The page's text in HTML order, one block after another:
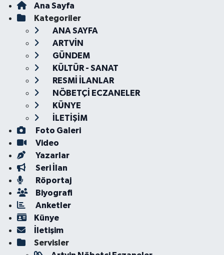
Ana Sayfa
Kategoriler
ANA SAYFA
ARTVİN
GÜNDEM
KÜLTÜR - SANAT
RESMİ İLANLAR
NÖBETÇİ ECZANELER
KÜNYE
İLETİŞİM
Foto Galeri
Video
Yazarlar
Seri İlan
Röportaj
Biyografi
Anketler
Künye
İletişim
Servisler